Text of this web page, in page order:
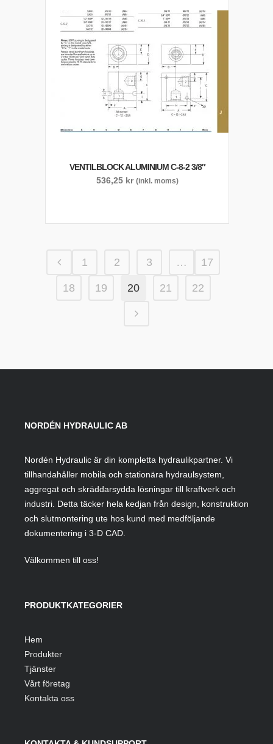
VENTILBLOCK ALUMINIUM C-8-2 3/8″
536,25 kr (inkl. moms)
1 2 3 … 17
18 19 20 21 22
NORDÉN HYDRAULIC AB
Nordén Hydraulic är din kompletta hydraulikpartner. Vi
tillhandahåller mobila och stationära hydraulsystem,
aggregat och skräddarsydda lösningar till kraftverk och
industri. Detta täcker hela kedjan från design, konstruktion
och slutmontering ute hos kund med medföljande
dokumentering i 3-D CAD.
Välkommen till oss!
PRODUKTKATEGORIER
Hem
Produkter
Tjänster
Vårt företag
Kontakta oss